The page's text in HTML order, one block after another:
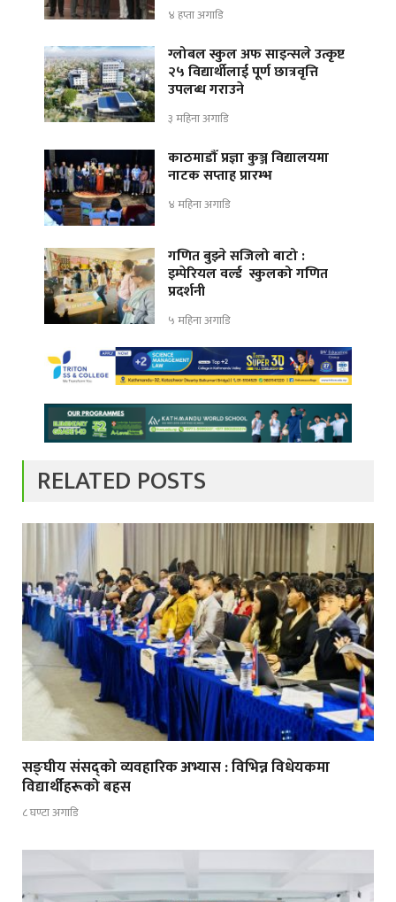
४ हप्ता अगाडि
ग्लोबल स्कुल अफ साइन्सले उत्कृष्ट
२५ विद्यार्थीलाई पूर्ण छात्रवृत्ति
उपलब्ध गराउने
३ महिना अगाडि
काठमाडौँ प्रज्ञा कुञ्ज विद्यालयमा
नाटक सप्ताह प्रारम्भ
४ महिना अगाडि
गणित बुझ्ने सजिलो बाटो :
इम्पेरियल वर्ल्ड स्कुलको गणित
प्रदर्शनी
५ महिना अगाडि
RELATED POSTS
सङ्घीय संसद्को व्यवहारिक अभ्यास : विभिन्न विधेयकमा
विद्यार्थीहरूको बहस
८ घण्टा अगाडि